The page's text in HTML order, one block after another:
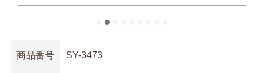
商品番号 SY-3473